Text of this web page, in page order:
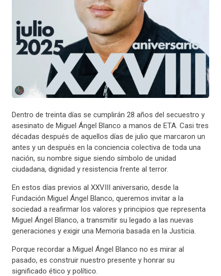
Dentro de treinta días se cumplirán 28 años del secuestro y
asesinato de Miguel Ángel Blanco a manos de ETA. Casi tres
décadas después de aquellos días de julio que marcaron un
antes y un después en la conciencia colectiva de toda una
nación, su nombre sigue siendo símbolo de unidad
ciudadana, dignidad y resistencia frente al terror.
En estos días previos al XXVIII aniversario, desde la
Fundación Miguel Ángel Blanco, queremos invitar a la
sociedad a reafirmar los valores y principios que representa
Miguel Ángel Blanco, a transmitir su legado a las nuevas
generaciones y exigir una Memoria basada en la Justicia.
Porque recordar a Miguel Ángel Blanco no es mirar al
pasado, es construir nuestro presente y honrar su
significado ético y político.